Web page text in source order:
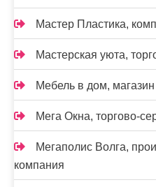
Мастер Пластика,
Мастерская уюта,
Мебель в дом,
Мега Окна, торгово-
Мегаполис Волга,
компания